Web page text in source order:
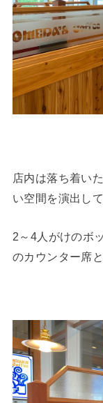
店内は落ち着い
い空間を演出して
2～4人がけのボ
のカウンター席